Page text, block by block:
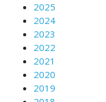
2025
2024
2023
2022
2021
2020
2019